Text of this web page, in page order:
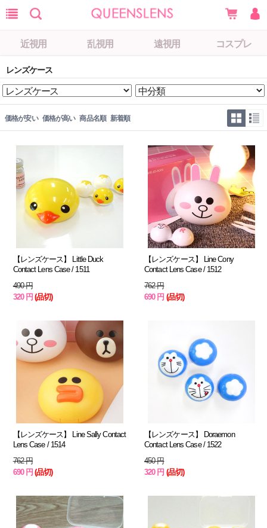
近視用 乱視用 遠視用 コスプレ
レンズケース
価格が安い 価格が高い 商品名順 新着順
【レンズケース】 Little Duck
Contact Lens Case / 1511
490 円
320 円(品切)
【レンズケース】 Line Cony
Contact Lens Case / 1512
762 円
690 円 (品切)
【レンズケース】 Line Sally Contact
Lens Case / 1514
762 円
690 円(品切)
【レンズケース】 Doraemon
Contact Lens Case / 1522
450 円
320 円 (品切)